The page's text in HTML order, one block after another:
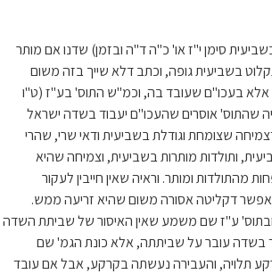
סימן י"ז או' כ"ה ד"ה ובזמן) שדנו אם מותר
בשביעית גופה, וכתב דלא שייך בזה משום
בעכו"ם שעובד בה, וכמ"ש התוס' בע"ז (ט"ו
שהתוס' אוסרים שהעכו"ם יעבוד בשדה ישראל
שצומחת וגודלת בשביעית ודאי שרי, שהרי
ותולדות מותרות בשביעית, וצמיחה שהיא
מהתולדות ומותר. וראיה שאין חייבין לעקור
דאפשר דקליטה אסורה משום שהיא זריעה ממש.
ע"ז שם משמע שאין האיסור של שביתת השדה
בשדה עובר על שביתתה, אלא כונת הגמ' שם
תלויה, והעבירה נעשתה בקרקע, אבל אם עובד